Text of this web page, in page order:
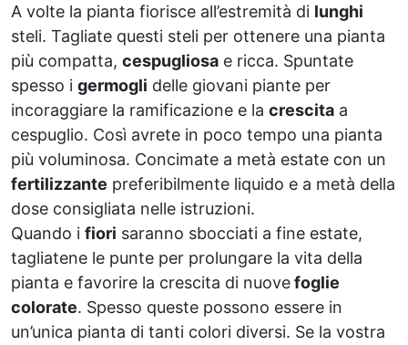
A volte la pianta fiorisce all’estremità di lunghi
steli. Tagliate questi steli per ottenere una pianta
più compatta, cespugliosa e ricca. Spuntate
spesso i germogli delle giovani piante per
incoraggiare la ramificazione e la crescita a
cespuglio. Così avrete in poco tempo una pianta
più voluminosa. Concimate a metà estate con un
fertilizzante preferibilmente liquido e a metà della
dose consigliata nelle istruzioni.
Quando i fiori saranno sbocciati a fine estate,
tagliatene le punte per prolungare la vita della
pianta e favorire la crescita di nuovefoglie
colorate. Spesso queste possono essere in
un’unica pianta di tanti colori diversi. Se la vostra